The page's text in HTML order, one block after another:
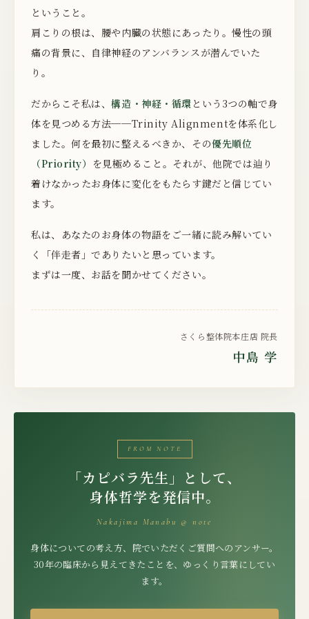
ということ。
肩こりの根は、腰や内臓の状態にあったり。慢性の頭
痛の背景に、自律神経のアンバランスが潜んでいた
り。
だからこそ私は、構造・神経・循環 という3つの軸で身
体を見つめる方法──Trinity Alignmentを体系化し
ました。何を最初に整えるべきか、その優先順位
（Priority） を見極めること。それが、他院では辿り
着けなかったお身体に変化をもたらす鍵だと信じてい
ます。
私は、あなたのお身体の物語をご一緒に読み解いてい
く「伴走者」でありたいと思っています。
まずは一度、お話を聞かせてください。
さくら整体院本庄店 院長
中島 学
FROM NOTE
「カピバラ先生」として、
身体哲学を発信中。
Nakajima Manabu @ note
身体についての考え方、院でいただくご質問へのアンサー。
30年の臨床から見えてきたことを、ゆっくり言葉にしてい
ます。